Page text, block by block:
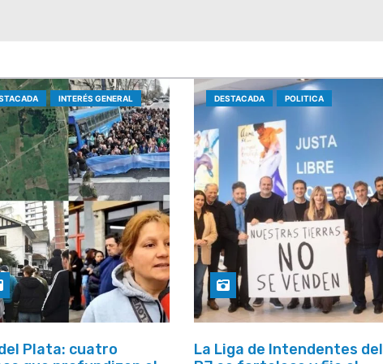
INTERÉS GENERAL
Plata: cuatro
DESTACADA POLITICA
La Liga de Intendentes del